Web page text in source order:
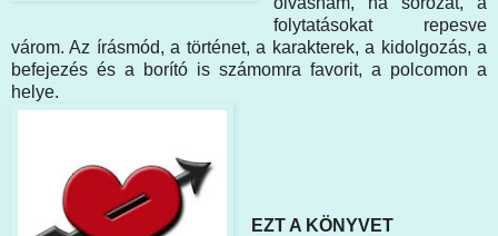
folytatásokat repesve
várom. Az írásmód, a történet, a karakterek, a kidolgozás, a
befejezés és a borító is számomra favorit, a polcomon a
helye.
EZT A KÖNYVET